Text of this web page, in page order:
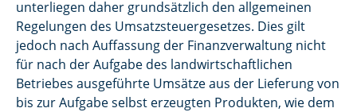
unterliegen daher grundsätzlich den allgemeinen
Regelungen des Umsatzsteuergesetzes. Dies gilt
jedoch nach Auffassung der Finanzverwaltung nicht
für nach der Aufgabe des landwirtschaftlichen
Betriebes ausgeführte Umsätze aus der Lieferung von
bis zur Aufgabe selbst erzeugten Produkten, wie dem